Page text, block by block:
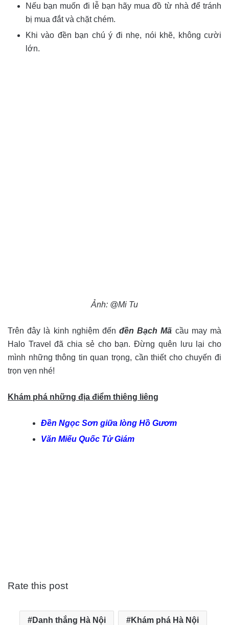
Nếu bạn muốn đi lễ bạn hãy mua đồ từ nhà để tránh
bị mua đắt và chặt chém.
Khi vào đền bạn chú ý đi nhẹ, nói khẽ, không cười
lớn.
Ảnh: @Mi Tu
Trên đây là kinh nghiệm đếnđền Bạch Mã cầu may mà
Halo Travel đã chia sẻ cho bạn. Đừng quên lưu lại cho
mình những thông tin quan trọng, cần thiết cho chuyến đi
trọn vẹn nhé!
Khám phá những địa điểm thiêng liêng
Đền Ngọc Sơn giữa lòng Hồ Gươm
Văn Miếu Quốc Tử Giám
Rate this post
Danh thắng Hà Nội Khám phá Hà Nội